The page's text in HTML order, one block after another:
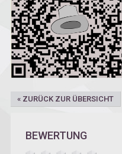
« ZURÜCK ZUR ÜBERSICHT
BEWERTUNG